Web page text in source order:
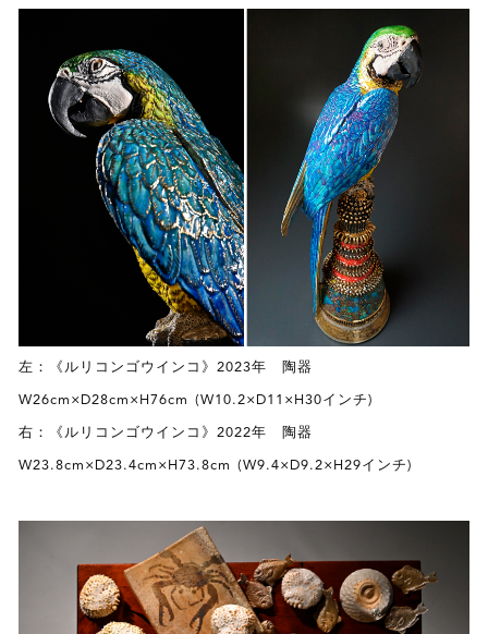
左：《ルリコンゴウインコ》2023年 陶器
W26cm×D28cm×H76cm (W10.2×D11×H30インチ)
右：《ルリコンゴウインコ》2022年 陶器
W23.8cm×D23.4cm×H73.8cm (W9.4×D9.2×H29インチ)